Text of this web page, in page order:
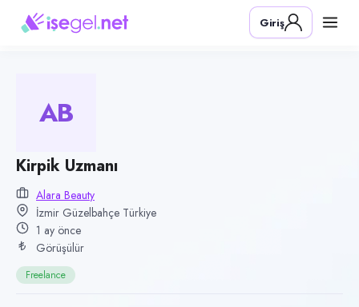
Pozisyon
Kirpik Uzmanı
Kategori
Konum
Güzelbahçe, İzmir
Çalışma şekli
Freelance · Ofis
Yayın tarihi
6 Temmuz 2026
Giriş
AB
Kirpik Uzmanı
Alara Beauty
İzmir Güzelbahçe Türkiye
1 ay önce
Görüşülür
Freelance